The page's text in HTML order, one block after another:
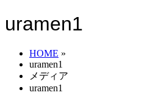
uramen1
HOME »
uramen1
メディア
uramen1